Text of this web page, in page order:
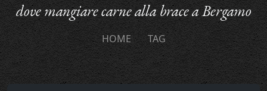
dove mangiare carne alla brace a Bergamo
HOME TAG